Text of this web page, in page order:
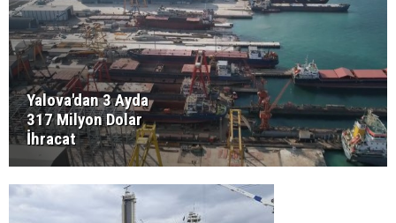
Yalova'dan 3 Ayda
317 Milyon Dolar
İhracat